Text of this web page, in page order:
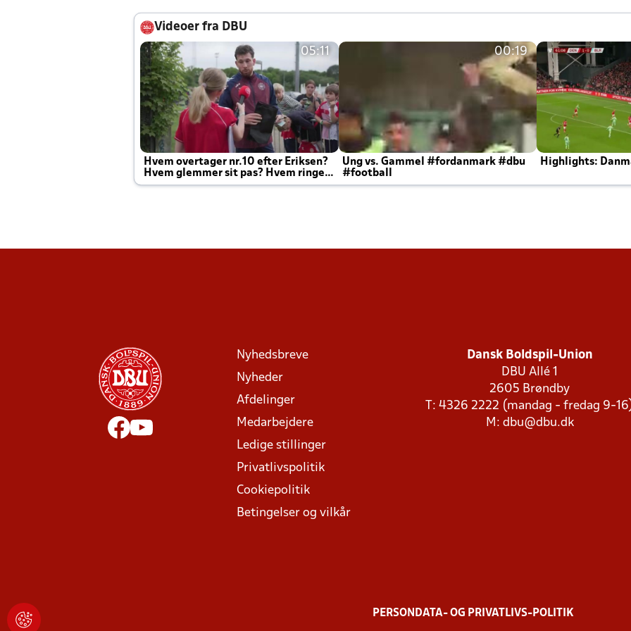
Videoer fra DBU
05:11
Hvem overtager nr.10 efter Eriksen?
Hvem glemmer sit pas? Hvem ringer
Joachim altid til efter kampe?
00:19
Ung vs. Gammel #fordanmark #dbu
#football
Highlights:
Nyhedsbreve
Nyheder
Afdelinger
Medarbejdere
Ledige stillinger
Privatlivspolitik
Cookiepolitik
Betingelser og vilkår
Dansk Boldspil-Union
DBU Allé 1
2605 Brøndby
T: 4326 2222 (mandag - fredag 9-
M: dbu@dbu.dk
PERSONDATA- OG PRIVATLIVS-POLITIK